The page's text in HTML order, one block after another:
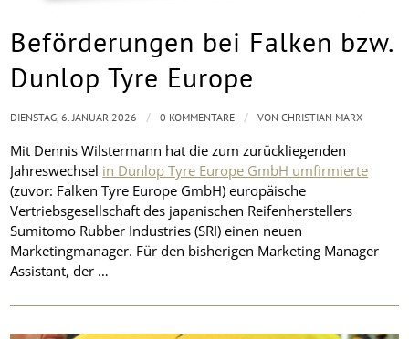
Beförderungen bei Falken bzw.
Dunlop Tyre Europe
Mit Dennis Wilstermann hat die zum zurückliegenden
Jahreswechsel in Dunlop Tyre Europe GmbH umfirmierte
(zuvor: Falken Tyre Europe GmbH) europäische
Vertriebsgesellschaft des japanischen Reifenherstellers
Sumitomo Rubber Industries (SRI) einen neuen
Marketingmanager. Für den bisherigen Marketing Manager
Assistant, der …
DIENSTAG, 6. JANUAR 2026 / 0 KOMMENTARE / VONCHRISTIAN MARX